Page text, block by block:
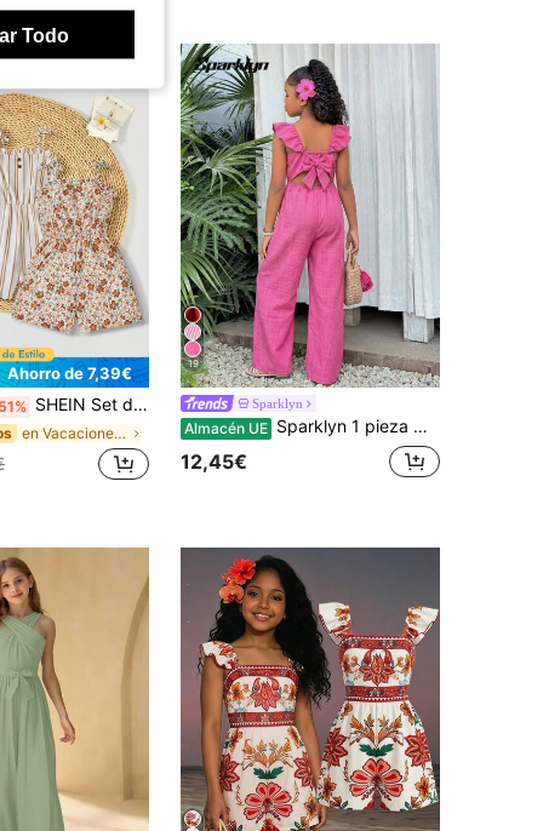
Ahorro de 7,39€
SHEIN Set de 3 piezas Mono informal con estampado floral, rayas y unicolor para niñas preadolescentes, adecuado para familias con varios niños, vacaciones en la playa, juegos al aire libre, escuela
en Vacaciones Bodys y monos para niñas preadolesce
19
Sparklyn
Almacén UE Sparklyn 1 pieza Mono para niñas, diseño de espalda hueca, lazo decorativo sobredimensionado, mono con tirantes y mangas tipo spaghetti, adecuado para uso casual en primavera/verano
12,45€
Todo